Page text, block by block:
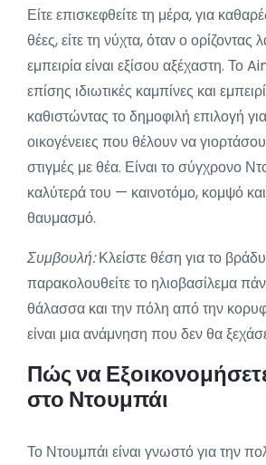
Είτε επισκεφθείτε τη μέρα, για
θέες, είτε τη νύχτα, όταν ο ορίζοντας
εμπειρία είναι εξίσου αξέχαστη. Το
επίσης ιδιωτικές καμπίνες και
καθιστώντας το δημοφιλή επιλογή
οικογένειες που θέλουν να
στιγμές με θέα. Είναι το σύγχρονο
καλύτερά του — καινοτόμο, κομψό
θαυμασμό.
Συμβουλή:Κλείστε θέση για το
παρακολουθείτε το ηλιοβασίλεμα
θάλασσα και την πόλη από την
είναι μια ανάμνηση που δεν θα
Πώς να
στο Ντουμπάι
Το Ντουμπάι είναι γνωστό για την